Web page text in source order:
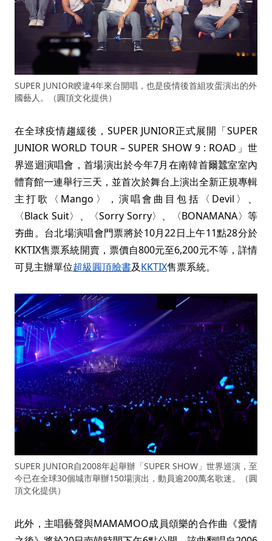
SUPER JUNIOR睽違4年來台開唱，也是疫情後首組攻蛋演出的外
國藝人。（圓頂文化提供）
在全球疫情趨緩後，SUPER JUNIOR正式展開「SUPER
JUNIOR WORLD TOUR – SUPER SHOW 9 : ROAD」世
界巡迴演唱會，首場演出於今年7月在南韓首爾蠶室室內
體育館一連舉行三天，並首次於舞台上演出全新正規專輯
主打歌〈Mango〉，演唱會曲目包括〈Devil〉、
〈Black Suit〉、〈Sorry Sorry〉、〈BONAMANA〉等
夯曲。台北場演唱會門票將於10月22日上午11點28分於
KKTIX售票系統開賣，票價自800元至6,200元不等，詳情
可見主辦單位超級圓頂臉書及KKTIX售票系統。
SUPER JUNIOR自2008年起舉辦「SUPER SHOW」世界巡演，至
今已在全球30個城市舉辦150場演出，動員逾200萬名歌迷。（圓
頂文化提供）
此外，主唱藝聲與MAMAMOO成員頌樂的合作曲《愛情